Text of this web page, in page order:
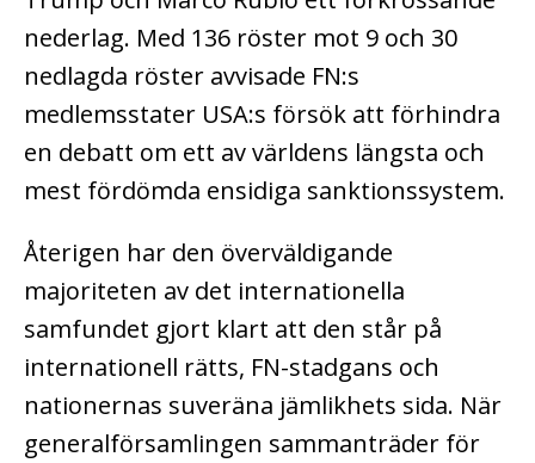
nederlag. Med 136 röster mot 9 och 30
nedlagda röster avvisade FN:s
medlemsstater USA:s försök att förhindra
en debatt om ett av världens längsta och
mest fördömda ensidiga sanktionssystem.
Återigen har den överväldigande
majoriteten av det internationella
samfundet gjort klart att den står på
internationell rätts, FN-stadgans och
nationernas suveräna jämlikhets sida. När
generalförsamlingen sammanträder för